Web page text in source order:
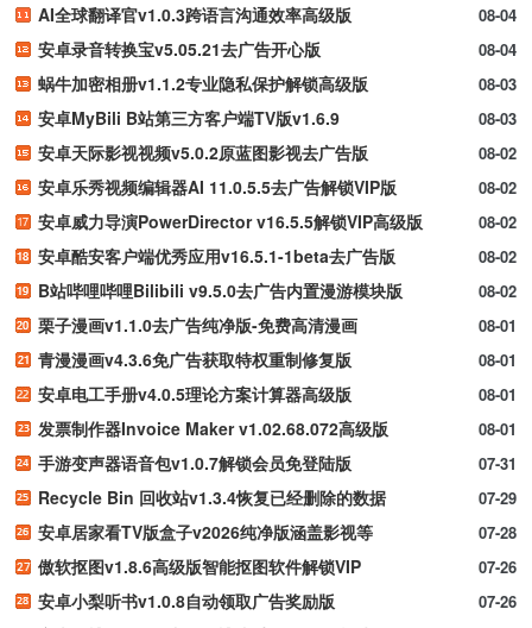
08-04
AI全球翻译官v1.0.3跨语言沟通效率高级版
08-04
安卓录音转换宝v5.05.21去广告开心版
08-03
蜗牛加密相册v1.1.2专业隐私保护解锁高级版
08-03
安卓MyBili B站第三方客户端TV版v1.6.9
08-02
安卓天际影视视频v5.0.2原蓝图影视去广告版
08-02
安卓乐秀视频编辑器AI 11.0.5.5去广告解锁VIP版
08-02
安卓威力导演PowerDirector v16.5.5解锁VIP高级版
08-02
安卓酷安客户端优秀应用v16.5.1-1beta去广告版
08-02
B站哔哩哔哩Bilibili v9.5.0去广告内置漫游模块版
08-01
栗子漫画v1.1.0去广告纯净版-免费高清漫画
08-01
青漫漫画v4.3.6免广告获取特权重制修复版
08-01
安卓电工手册v4.0.5理论方案计算器高级版
08-01
发票制作器Invoice Maker v1.02.68.072高级版
07-31
手游变声器语音包v1.0.7解锁会员免登陆版
07-29
Recycle Bin 回收站v1.3.4恢复已经删除的数据
07-28
安卓居家看TV版盒子v2026纯净版涵盖影视等
07-26
傲软抠图v1.8.6高级版智能抠图软件解锁VIP
07-26
安卓小梨听书v1.0.8自动领取广告奖励版